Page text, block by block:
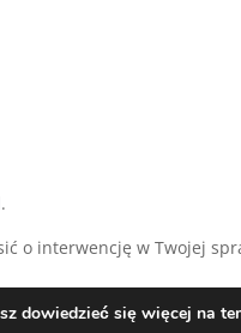
.
o interwencję w Twojej
dowiedzieć się więcej na